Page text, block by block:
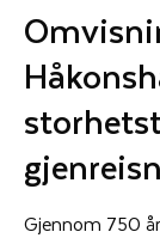
Gjennom 750